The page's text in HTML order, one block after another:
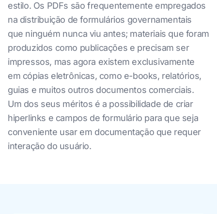
estilo. Os PDFs são frequentemente empregados
na distribuição de formulários governamentais
que ninguém nunca viu antes; materiais que foram
produzidos como publicações e precisam ser
impressos, mas agora existem exclusivamente
em cópias eletrônicas, como e-books, relatórios,
guias e muitos outros documentos comerciais.
Um dos seus méritos é a possibilidade de criar
hiperlinks e campos de formulário para que seja
conveniente usar em documentação que requer
interação do usuário.